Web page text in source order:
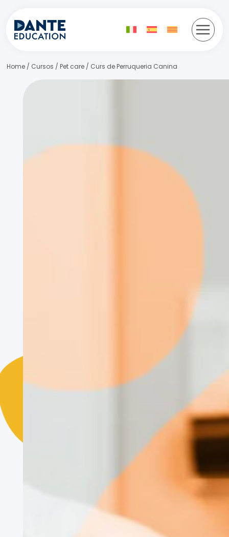
contingut
Home / Cursos /Pet care / Curs de Perruqueria Canina